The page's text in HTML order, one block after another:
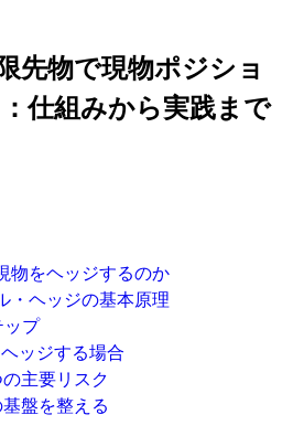
先物で現物ポジショ
仕組みから実践まで
物をヘッジするのか
・ヘッジの基本原理
ップ
ッジする場合
主要リスク
盤を整える